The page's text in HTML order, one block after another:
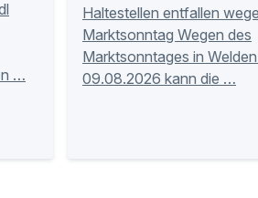
…
Haltestellen entfallen
Marktsonntag Wegen des
Marktsonntages in
09.08.2026 kann die …